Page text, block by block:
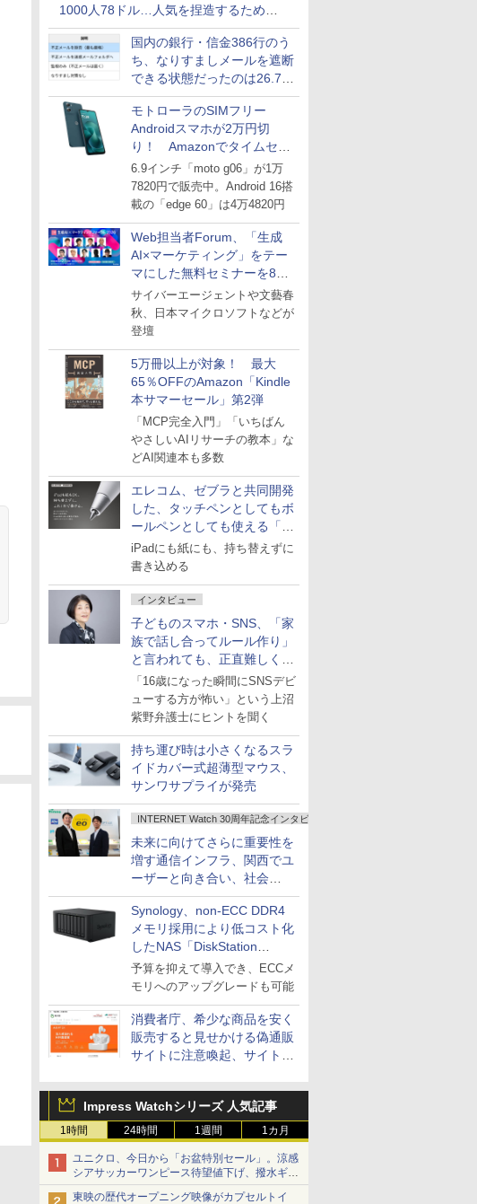
1000人78ドル…人気を捏造するための
価格リストが公開中
国内の銀行・信金386行のう
ち、なりすましメールを遮断
できる状態だったのは26.7％
にとどまる～GMOブランド
セキュリティ調査
モトローラのSIMフリー
Androidスマホが2万円切
り！ Amazonでタイムセー
ル
6.9インチ「moto g06」が1万
7820円で販売中。Android 16搭
載の「edge 60」は4万4820円
Web担当者Forum、「生成
AI×マーケティング」をテー
マにした無料セミナーを8月
27日にオンライン開催
サイバーエージェントや文藝春
秋、日本マイクロソフトなどが
登壇
5万冊以上が対象！ 最大
65％OFFのAmazon「Kindle
本サマーセール」第2弾
「MCP完全入門」「いちばん
やさしいAIリサーチの教本」な
どAI関連本も多数
エレコム、ゼブラと共同開発
した、タッチペンとしてもボ
ールペンとしても使える「ス
タイラスツーウェイ」発売
iPadにも紙にも、持ち替えずに
書き込める
インタビュー
子どものスマホ・SNS、「家
族で話し合ってルール作り」
と言われても、正直難しくな
いですか？
「16歳になった瞬間にSNSデビ
ューする方が怖い」という上沼
紫野弁護士にヒントを聞く
持ち運び時は小さくなるスラ
イドカバー式超薄型マウス、
サンワサプライが発売
INTERNET Watch 30周年記念インタビュー
未来に向けてさらに重要性を
増す通信インフラ、関西でユ
ーザーと向き合い、社会
の“あたらしい”を起動し続け
る～オプテージ
Synology、non-ECC DDR4
メモリ採用により低コスト化
したNAS「DiskStation
neo+」シリーズ
予算を抑えて導入でき、ECCメ
モリへのアップグレードも可能
消費者庁、希少な商品を安く
販売すると見せかける偽通販
サイトに注意喚起、サイト名
Impress Watchシリーズ 人気記事
1時間 24時間 1週間 1カ月
ユニクロ、今日から「お盆特別セール」。涼感
シアサッカーワンピース待望値下げ、撥水ギア
ショーツは1990円に
東映の歴代オープニング映像がカプセルトイ